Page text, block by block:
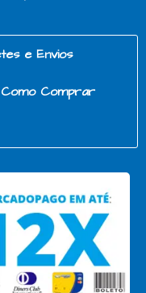
e Envios
Como Comprar